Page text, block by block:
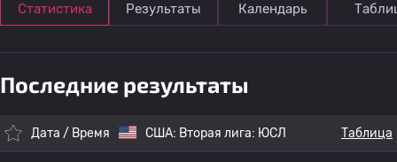
Статистика Результаты Календарь
Последние результаты
Дата / Время США: Вторая лига: ЮСЛ Таблица